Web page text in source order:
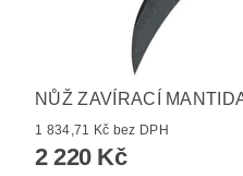
NŮŽ ZAVÍRACÍ
1 834,71 Kč bez DPH
2 220 Kč